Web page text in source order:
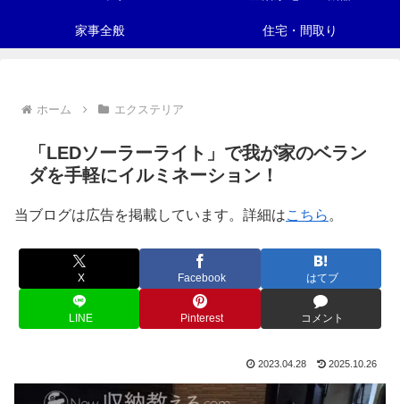
家事全般 住宅・間取り
ホーム エクステリア
「LEDソーラーライト」で我が家のベラン
ダを手軽にイルミネーション！
当ブログは広告を掲載しています。詳細はこちら 。
X Facebook はてブ
LINE Pinterest コメント
2023.04.28 2025.10.26